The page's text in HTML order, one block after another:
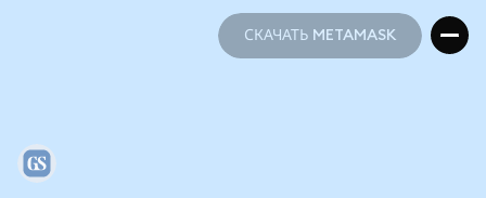
СКАЧАТЬ METAMASK